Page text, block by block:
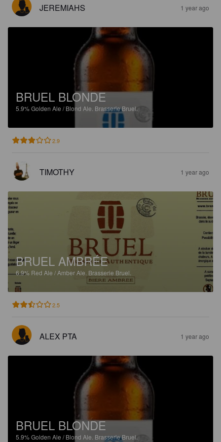
JEREMIAHS 1 year ago
BRUEL BLONDE
5.9%Golden Ale / Blond Ale. Brasserie Bruel.
2.9
TIMOTHY 1 year ago
BRUEL AMBRÉE
6.9% Red Ale / Amber Ale. Brasserie Bruel.
2.5
ALEX PTA 1 year ago
BRUEL BLONDE
5.9%Golden Ale / Blond Ale. Brasserie Bruel.